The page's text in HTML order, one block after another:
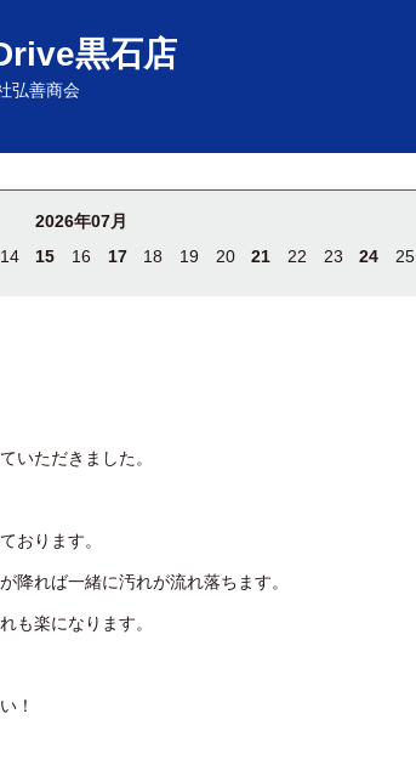
黒石店
弘善商会
2026年07月
14 15 16 17 18 19 20 21 22 23 24 25
いただきました。
おります。
降れば一緒に汚れが流れ落ちます。
も楽になります。
！